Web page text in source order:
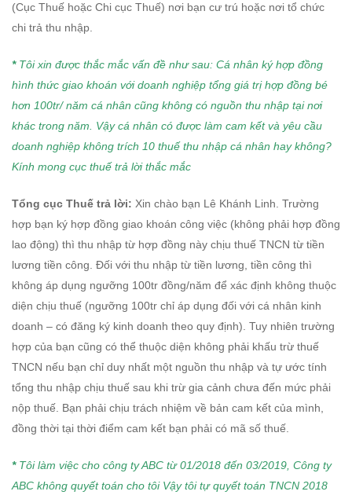
(Cục Thuế hoặc Chi cục Thuế) nơi bạn cư trú hoặc nơi tổ chức
chi trả thu nhập.
* Tôi xin được thắc mắc vấn đề như sau: Cá nhân ký hợp đồng
hình thức giao khoán với doanh nghiệp tổng giá trị hợp đồng bé
hơn 100tr/ năm cá nhân cũng không có nguồn thu nhập tại nơi
khác trong năm. Vậy cá nhân có được làm cam kết và yêu cầu
doanh nghiệp không trích 10 thuế thu nhập cá nhân hay không?
Kính mong cục thuế trả lời thắc mắc
Tổng cục Thuế trả lời: Xin chào bạn Lê Khánh Linh. Trường
hợp bạn ký hợp đồng giao khoán công việc (không phải hợp đồng
lao động) thì thu nhập từ hợp đồng này chịu thuế TNCN từ tiền
lương tiền công. Đối với thu nhập từ tiền lương, tiền công thì
không áp dụng ngưỡng 100tr đồng/năm để xác định không thuộc
diện chịu thuế (ngưỡng 100tr chỉ áp dụng đối với cá nhân kinh
doanh – có đăng ký kinh doanh theo quy định). Tuy nhiên trường
hợp của bạn cũng có thể thuộc diện không phải khấu trừ thuế
TNCN nếu bạn chỉ duy nhất một nguồn thu nhập và tự ước tính
tổng thu nhập chịu thuế sau khi trừ gia cảnh chưa đến mức phải
nộp thuế. Bạn phải chịu trách nhiệm về bản cam kết của mình,
đồng thời tại thời điểm cam kết bạn phải có mã số thuế.
* Tôi làm việc cho công ty ABC từ 01/2018 đến 03/2019, Công ty
ABC không quyết toán cho tôi Vậy tôi tự quyết toán TNCN 2018